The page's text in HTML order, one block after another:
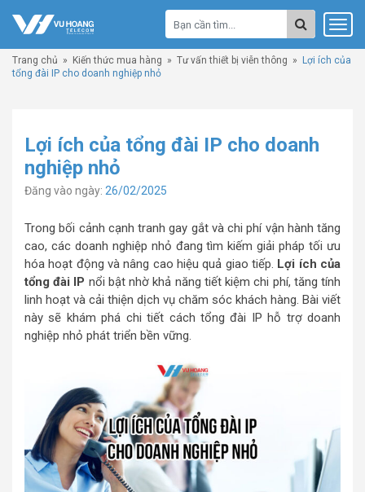
Trang chủ » Kiến thức mua hàng » Tư vấn thiết bị viễn thông »
Lợi ích của
tổng đài IP cho doanh nghiệp nhỏ
Lợi ích của tổng đài IP cho doanh
nghiệp nhỏ
Đăng vào ngày: 26/02/2025
Trong bối cảnh cạnh tranh gay gắt và chi phí vận hành tăng
cao, các doanh nghiệp nhỏ đang tìm kiếm giải pháp tối ưu
hóa hoạt động và nâng cao hiệu quả giao tiếp. Lợi ích của
tổng đài IP nổi bật nhờ khả năng tiết kiệm chi phí, tăng tính
linh hoạt và cải thiện dịch vụ chăm sóc khách hàng. Bài viết
này sẽ khám phá chi tiết cách tổng đài IP hỗ trợ doanh
nghiệp nhỏ phát triển bền vững.